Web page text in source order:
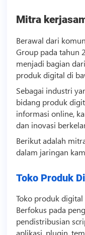
Mitra
Berawal dari
Group pada tahun
menjadi bagian
produk digital di
Sebagai industri
bidang produk
informasi online,
dan inovasi
Berikut adalah
dalam jaringan
Toko Produk
Toko produk digital
Berfokus pada
pendistribusian
aplikasi, plugin,